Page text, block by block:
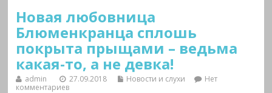
Новая любовница
Блюменкранца сплошь
покрыта прыщами – ведьма
какая-то, а не девка!
admin 27.09.2018 Новости и слухи
Нет
комментариев